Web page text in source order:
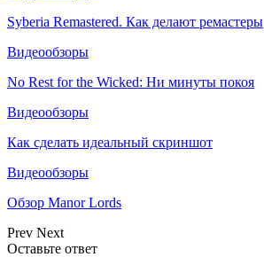
Syberia Remastered. Как делают ремастеры
Видеообзоры
No Rest for the Wicked: Ни минуты покоя
Видеообзоры
Как сделать идеальный скриншот
Видеообзоры
Обзор Manor Lords
Prev Next
Оставьте ответ